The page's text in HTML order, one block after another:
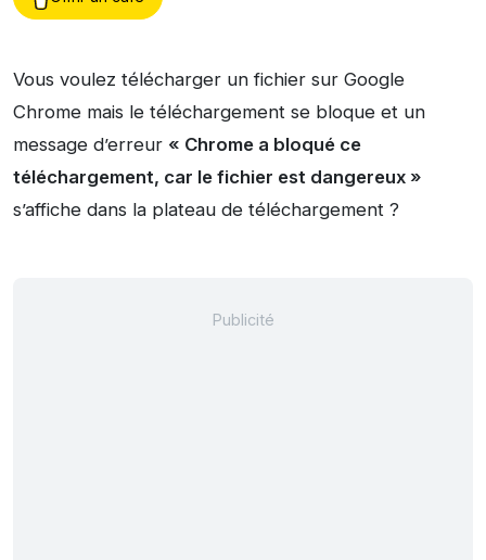
Vous voulez télécharger un fichier sur Google
Chrome mais le téléchargement se bloque et un
message d’erreur « Chrome a bloqué ce
téléchargement, car le fichier est dangereux »
s’affiche dans la plateau de téléchargement ?